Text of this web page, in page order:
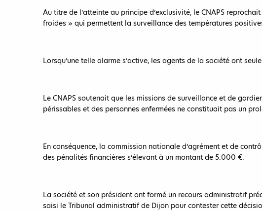
Au titre de l’atteinte au principe d’exclusivité, le CNAPS
froides » qui permettent la surveillance des températures
Lorsqu’une telle alarme s’active, les agents de la société ont
Le CNAPS soutenait que les missions de surveillance et de
périssables et des personnes enfermées ne constituait pas un
En conséquence, la commission nationale d’agrément et de
des pénalités financières s’élevant à un montant de 5.000 €.
La société et son président ont formé un recours administratif
saisi le Tribunal administratif de Dijon pour contester cette